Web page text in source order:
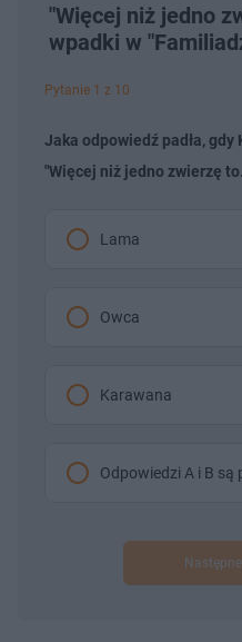
"Więcej niż jedno
wpadki w
Pytanie 1 z 10
Jaka odpowiedź padła,
"Więcej niż jedno zwierzę
Lama
Owca
Karawana
Odpowiedzi A i B są